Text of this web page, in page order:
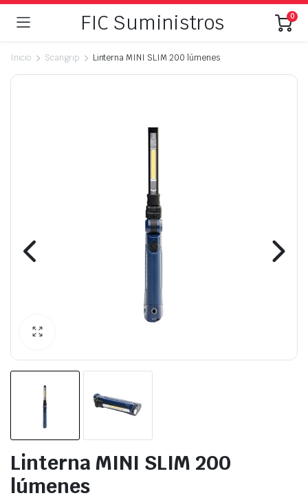
FIC Suministros 0
Inicio Scangrip Linterna MINI SLIM 200 lúmenes
Linterna MINI SLIM 200
lúmenes